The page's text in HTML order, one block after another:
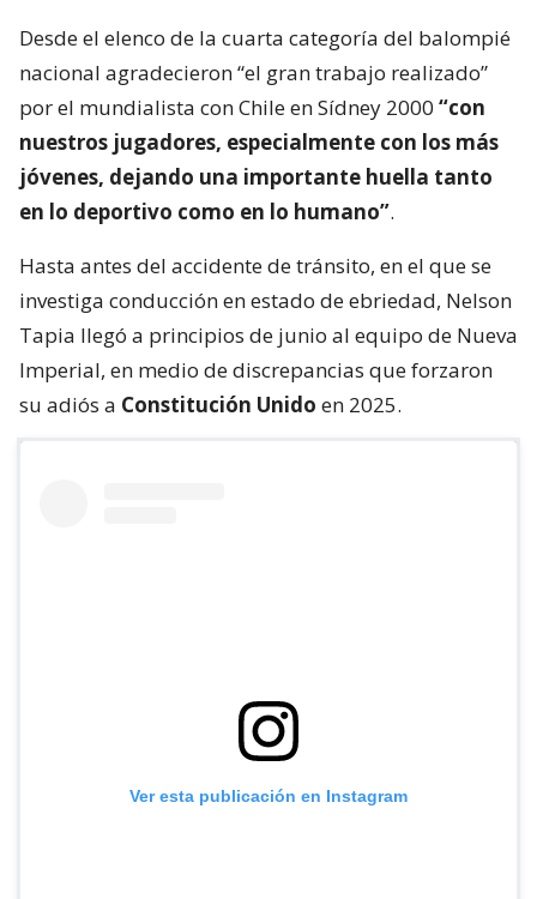
Desde el elenco de la cuarta categoría del balompié
nacional agradecieron “el gran trabajo realizado”
por el mundialista con Chile en Sídney 2000 “con
nuestros jugadores, especialmente con los más
jóvenes, dejando una importante huella tanto
en lo deportivo como en lo humano”.
Hasta antes del accidente de tránsito, en el que se
investiga conducción en estado de ebriedad, Nelson
Tapia llegó a principios de junio al equipo de Nueva
Imperial, en medio de discrepancias que forzaron
su adiós a Constitución Unido en 2025.
Ver esta publicación en Instagram